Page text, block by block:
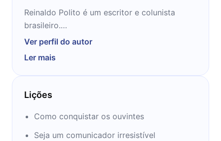
Reinaldo Polito é um escritor e colunista
brasileiro.
outras (totalizando 30 livros escritos),
escreve sobre a "arte de falar em público".
Atualmente é Presidente e ocupa a cadeira
número 3 da Academia Paulista de Educação
e a cadeira número 36 da Academia
Ver perfil do autor
Ler mais
Lições
Como conquistar os ouvintes
Seja um comunicador irresistível